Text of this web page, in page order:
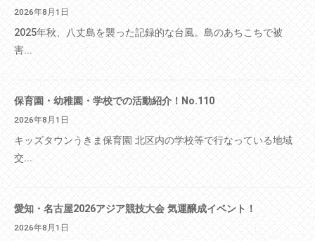
2026年8月1日
2025年秋、八丈島を襲った記録的な台風。島のあちこちで被
害...
保育園・幼稚園・学校での活動紹介！No.110
2026年8月1日
キッズタウンうきま保育園 北区内の学校等で行なっている地域
交...
愛知・名古屋2026アジア競技大会 気運醸成イベント！
2026年8月1日